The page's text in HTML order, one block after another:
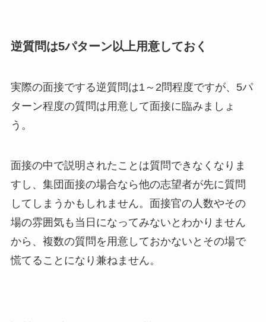
逆質問は5パターン以上用意しておく
実際の面接でする逆質問は1～2問程度ですが、5パ
ターン程度の質問は用意して面接に臨みましょ
う。
面接の中で説明されたことは質問できなくなりま
すし、集団面接の場合なら他の志望者が先に質問
してしまうかもしれません。面接官の人数やその
場の雰囲気も当日になってみないとわかりません
から、複数の質問を用意しておかないとその場で
慌てることになり兼ねません。